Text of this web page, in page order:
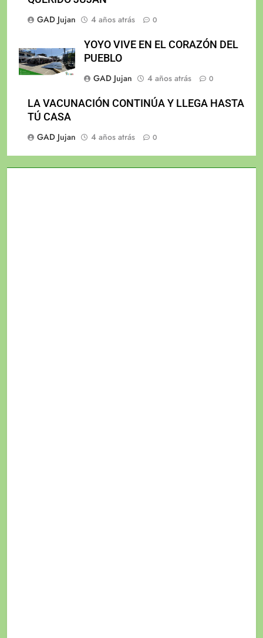
GAD Jujan
4 años atrás 0
YOYO VIVE EN EL CORAZÓN DEL
PUEBLO
GAD Jujan
4 años atrás 0
LA VACUNACIÓN CONTINÚA Y LLEGA HASTA
TÚ CASA
GAD Jujan
4 años atrás 0